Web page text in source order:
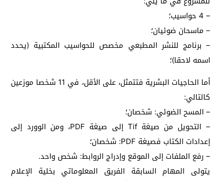
– 4 حواسيب؛
– ماسحان ضوئيان؛
– برنامج للنشر المطبعي مخصص للحواسيب المكتبية (يحدد
اسمه لاحقا)؛
أما الحاجيات البشرية فتتمثل، على الأقل، في 11 شخصا موزعين
كالتالي:
– المسح الضوئي: شخصان؛
– التحويل من صيغة Tif إلى صيغة PDF، ومن الوورد إلى
إعدادات الكتاب فصيغة PDF: شخصان؛
– رفع الملفات إلى الموقع وإدراج الروابط: شخص واحد.
يتولى المهام السابقة الفريق المعلوماتي بخلية الإعلام